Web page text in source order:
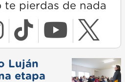
te pierdas de nada
Luján
etapa